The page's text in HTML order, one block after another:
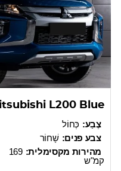
L200 Blue
צֶבַע: כְּחוֹל
צבע פנים: שָׁחוֹר
מהירות מקסימלית: 169
קמ"ש